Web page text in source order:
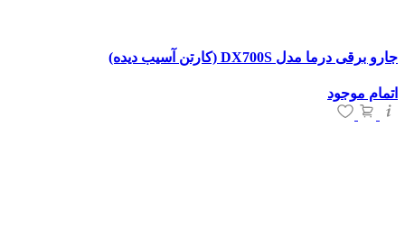
جارو برقی درما مدل DX700S (کارتن آسیب دیده)
اتمام موجود